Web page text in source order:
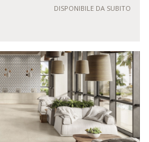
DISPONIBILE DA SUBITO